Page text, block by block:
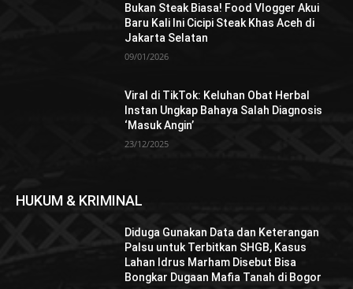
Bukan Steak Biasa! Food Vlogger Akui
Baru Kali Ini Cicipi Steak Khas Aceh di
Jakarta Selatan
09/01/2026
Viral di TikTok: Keluhan Obat Herbal
Instan Ungkap Bahaya Salah Diagnosis
‘Masuk Angin’
23/12/2025
HUKUM & KRIMINAL
Diduga Gunakan Data dan Keterangan
Palsu untuk Terbitkan SHGB, Kasus
Lahan Idrus Marham Disebut Bisa
Bongkar Dugaan Mafia Tanah di Bogor